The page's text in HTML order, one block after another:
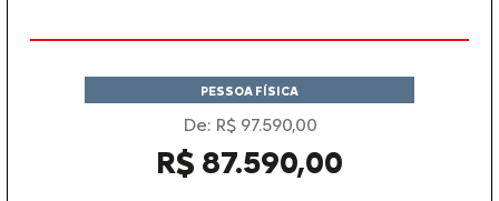
PESSOA FÍSICA
De: R$ 97.590,00
R$ 87.590,00